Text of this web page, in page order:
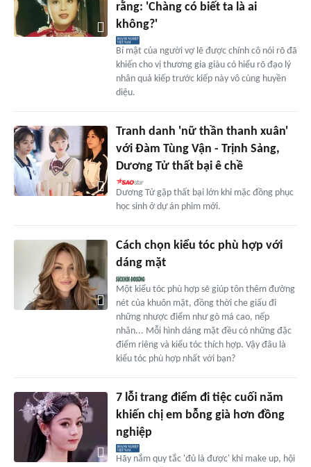
rằng: 'Chàng có biết ta là ai
không?'
Bí mật của người vợ lẽ được chính cô nói rõ đã
khiến cho vị thương gia giàu có hiểu rõ đạo lý
nhân quả kiếp trước kiếp này vô cùng huyền
diệu.
Tranh danh 'nữ thần thanh xuân'
với Đàm Tùng Vận - Trịnh Sảng,
Dương Tử thất bại ê chề
Dương Tử gặp thất bại lớn khi mặc đồng phục
học sinh ở dự án phim mới.
Cách chọn kiểu tóc phù hợp với
dáng mặt
Một kiểu tóc phù hợp sẽ giúp tôn thêm đường
nét của khuôn mặt, đồng thời che giấu đi
những nhược điểm như gò má cao, nếp
nhăn... Mỗi hình dáng mặt đều có những đặc
điểm riêng và kiểu tóc thích hợp. Vậy đâu là
kiểu tóc phù hợp nhất với bạn?
7 lỗi trang điểm đi tiệc cuối năm
khiến chị em bỗng già hơn đồng
nghiệp
Hãy nắm quy tắc 'đủ là được' khi make up, hội